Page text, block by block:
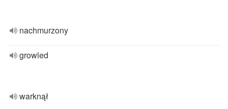
nachmurzony
growled
warknął